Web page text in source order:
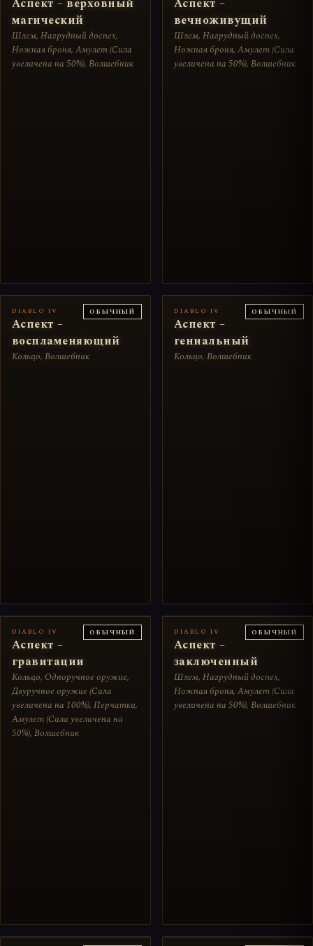
Аспект – верховный
магический
Шлем, Нагрудный доспех,
Ножная броня, Амулет (Сила
увеличена на 50%), Волшебник
Аспект –
вечноживущий
Шлем, Нагрудный доспех,
Ножная броня, Амулет (Сила
увеличена на 50%), Волшебник
ОБЫЧНЫЙ
DIABLO IV
Аспект –
воспламеняющий
Кольцо, Волшебник
ОБЫЧНЫЙ
DIABLO IV
Аспект –
гениальный
Кольцо, Волшебник
ОБЫЧНЫЙ
DIABLO IV
Аспект –
гравитации
Кольцо, Одноручное оружие,
Двуручное оружие (Сила
увеличена на 100%), Перчатки,
Амулет (Сила увеличена на
50%), Волшебник
ОБЫЧНЫЙ
DIABLO IV
Аспект –
заключенный
Шлем, Нагрудный доспех,
Ножная броня, Амулет (Сила
увеличена на 50%), Волшебник